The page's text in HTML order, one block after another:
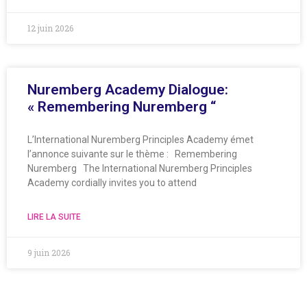
12 juin 2026
Nuremberg Academy Dialogue:
« Remembering Nuremberg “
L’International Nuremberg Principles Academy émet
l’annonce suivante sur le thème : Remembering
Nuremberg The International Nuremberg Principles
Academy cordially invites you to attend
LIRE LA SUITE
9 juin 2026